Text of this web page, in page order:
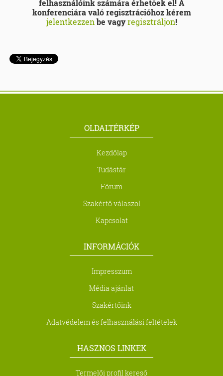
felhasználóink számára érhetőek el! A
konferenciára való regisztrációhoz kérem
jelentkezzenbe vagyregisztráljon!
OLDALTÉRKÉP
Kezdőlap
Tudástár
Fórum
Szakértő válaszol
Kapcsolat
INFORMÁCIÓK
Impresszum
Média ajánlat
Szakértőink
Adatvédelem és felhasználási feltételek
HASZNOS LINKEK
Termelői profil kereső